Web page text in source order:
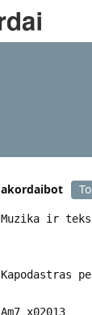
akordaibot
Muzika ir
Kapodastras
Am7 x02013